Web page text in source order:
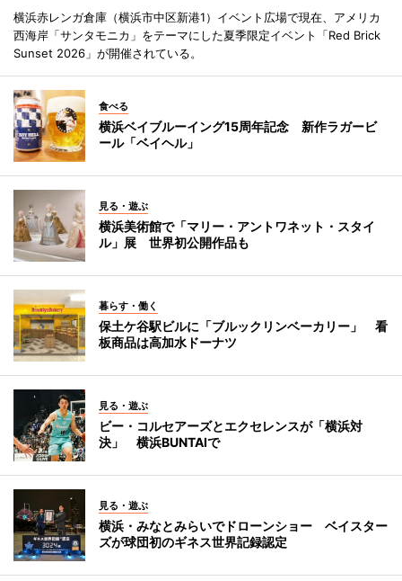
横浜赤レンガ倉庫（横浜市中区新港1）イベント広場で現在、アメリカ
西海岸「サンタモニカ」をテーマにした夏季限定イベント「Red Brick
Sunset 2026」が開催されている。
食べる
横浜ベイブルーイング15周年記念 新作ラガービ
ール「ベイヘル」
見る・遊ぶ
横浜美術館で「マリー・アントワネット・スタイ
ル」展 世界初公開作品も
暮らす・働く
保土ケ谷駅ビルに「ブルックリンベーカリー」 看
板商品は高加水ドーナツ
見る・遊ぶ
ビー・コルセアーズとエクセレンスが「横浜対
決」 横浜BUNTAIで
見る・遊ぶ
横浜・みなとみらいでドローンショー ベイスター
ズが球団初のギネス世界記録認定